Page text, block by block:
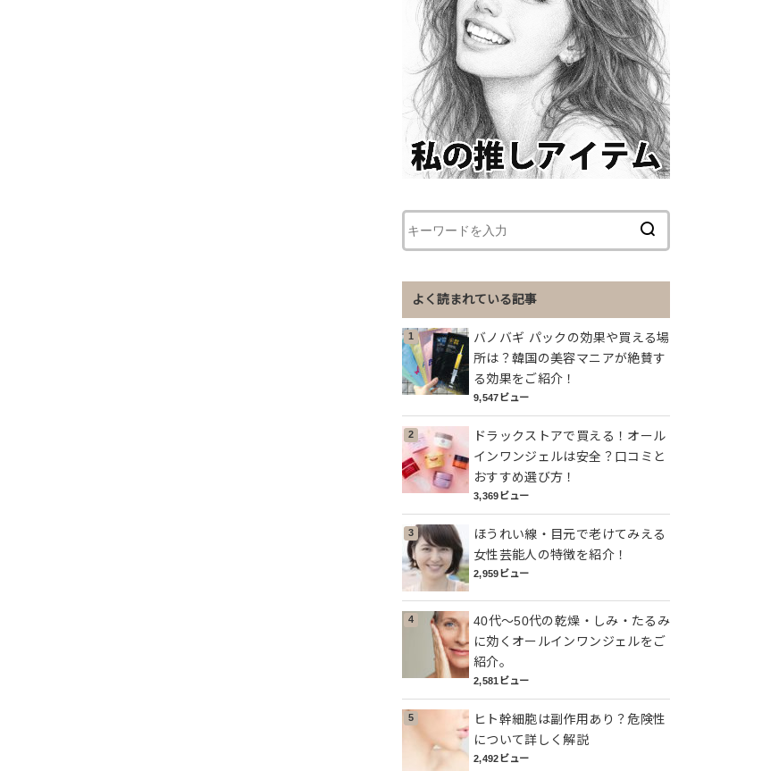
よく読まれている記事
バノバギ パックの効果や買える場
所は？韓国の美容マニアが絶賛す
る効果をご紹介！
9,547ビュー
ドラックストアで買える！オール
インワンジェルは安全？口コミと
おすすめ選び方！
3,369ビュー
ほうれい線・目元で老けてみえる
女性芸能人の特徴を紹介！
2,959ビュー
40代～50代の乾燥・しみ・たるみ
に効くオールインワンジェルをご
紹介。
2,581ビュー
ヒト幹細胞は副作用あり？危険性
について詳しく解説
2,492ビュー